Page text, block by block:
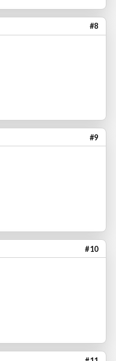
#8
#9
#10